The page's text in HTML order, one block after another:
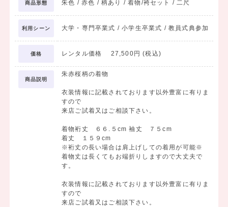
商品形態 朱色 / 赤色 / 柄あり / 着物/袴セット / 二尺
利用シーン 大学・専門卒業式 / 小学生卒業式 / 教員式典参加
価格 レンタル価格 27,500円 (税込)
商品説明
朱赤桜柄の着物
衣装情報に記載されております以外豊富に有りま
すので
来店ご試着又はご相談下さい。
着物裄丈 ６６.５cm 袖丈 ７５cm
着丈 １５９cm
※裄丈の長い場合は肩上げしての着用が可能※
着物丈は長くてもお端折りしますので大丈夫で
す。
衣装情報に記載されております以外豊富に有りま
すので
来店ご試着又はご相談下さい。